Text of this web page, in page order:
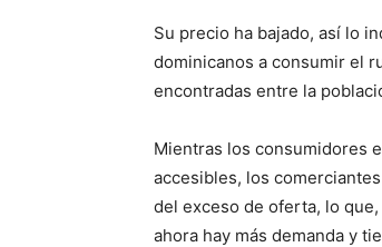
Su precio ha bajado, así lo
dominicanos a consumir el
encontradas entre la
Mientras los consumidores
accesibles, los
del exceso de oferta, lo
ahora hay más demanda y